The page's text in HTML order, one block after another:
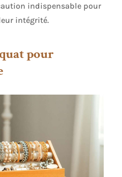
indispensable pour
intégrité.
pour